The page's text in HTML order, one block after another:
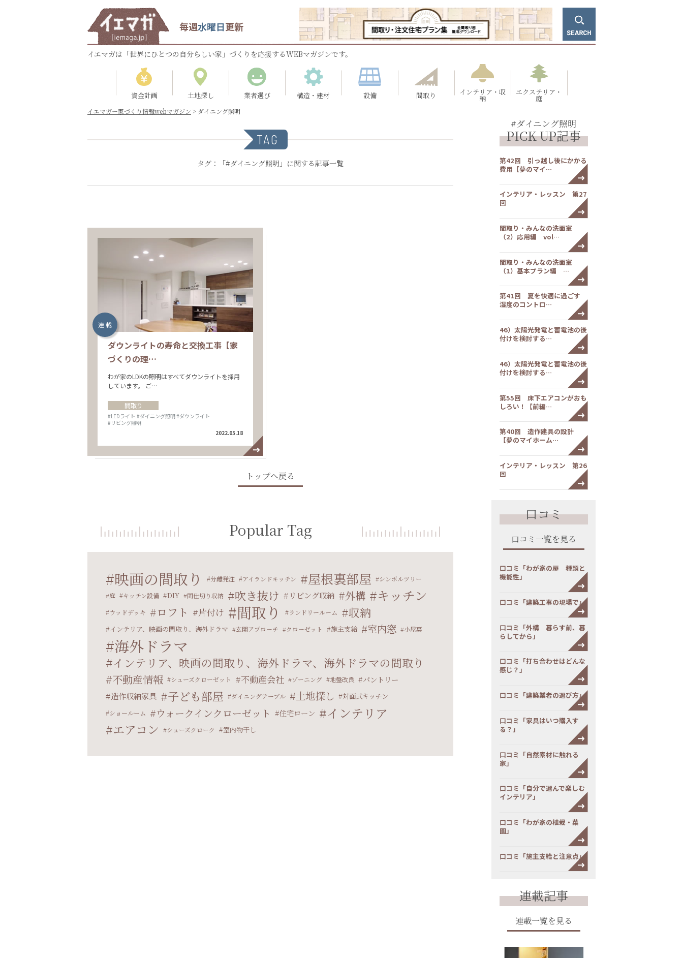
毎週水曜日更新
イエマガは「世界にひとつの自分らしい家」づくりを応援するWEBマガジンです。
資金計画 土地探し 業者選び 構造・建材 設備 間取り インテリア・収
納
エクステリア・
庭
イエマガー家づくり情報webマガジン > ダイニング照明
TAG
タグ：「#ダイニング照明」に関する記事一覧
連 載
ダウンライトの寿命と交換工事【家
づくりの理…
わが家のLDKの照明はすべてダウンライトを採用
しています。 ご…
間取り
#LEDライト #ダイニング照明#ダウンライト
#リビング照明
2022.05.18
トップへ戻る
Popular Tag
映画の間取り 分離発注 アイランドキッチン 屋根裏部屋
シンボルツリー
庭
キッチン設備 DIY 間仕切り収納 吹き抜け リビング収納 外構 キッチン
ウッドデッキ ロフト 片付け 間取り ランドリールーム 収納
インテリア、映画の間取り、海外ドラマ 玄関アプローチ クローゼット 施主支給 室内窓 小屋裏
海外ドラマ
インテリア、映画の間取り、海外ドラマ、海外ドラマの間取り
不動産情報 シューズクローゼット 不動産会社 ゾーニング 地盤改良 パントリー
造作収納家具 子ども部屋 ダイニングテーブル 土地探し 対面式キッチン
ショールーム ウォークインクローゼット 住宅ローン インテリア
エアコン シューズクローク 室内物干し
#ダイニング照明
PICK UP記事
第42回 引っ越し後にかかる
費用【夢のマイ…
インテリア・レッスン 第27
回
間取り・みんなの洗面室
（2）応用編 vol…
間取り・みんなの洗面室
（1）基本プラン編 …
第41回 夏を快適に過ごす
湿度のコントロ…
46）太陽光発電と蓄電池の後
付けを検討する…
46）太陽光発電と蓄電池の後
付けを検討する…
第55回 床下エアコンがおも
しろい！【前編…
第40回 造作建具の設計
【夢のマイホーム…
インテリア・レッスン 第26
回
口コミ
口コミ一覧を見る
口コミ「わが家の扉 種類と
機能性」
口コミ「建築工事の現場で」
口コミ「外構 暮らす前、暮
らしてから」
口コミ「打ち合わせはどんな
感じ？」
口コミ「建築業者の選び方」
口コミ「家具はいつ購入す
る？」
口コミ「自然素材に触れる
家」
口コミ「自分で選んで楽しむ
インテリア」
口コミ「わが家の植栽・菜
園」
口コミ「施主支給と注意点」
連載記事
連載一覧を見る